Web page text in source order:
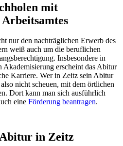
mit
nur den nachträglichen Erwerb des
weiß auch um die beruflichen
Insbesondere in
Akademisierung erscheint das Abitur
Karriere. Wer in Zeitz sein Abitur
nicht scheuen, mit dem örtlichen
Dort kann man sich ausführlich
eine Förderung beantragen.
in Zeitz